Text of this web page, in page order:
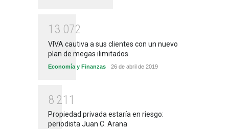
1 3 072
VIVA cautiva a sus clientes con un nuevo
plan de megas ilimitados
Economía y Finanzas 26 de abril de 2019
8 21 1
Propiedad privada estaría en riesgo:
periodista Juan C. Arana